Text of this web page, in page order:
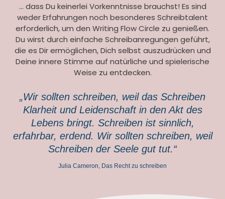
… dass Du keinerlei Vorkenntnisse brauchst! Es sind
weder Erfahrungen noch besonderes Schreibtalent
erforderlich, um den Writing Flow Circle zu genießen.
Du wirst durch einfache Schreibanregungen geführt,
die es Dir ermöglichen, Dich selbst auszudrücken und
Deine innere Stimme auf natürliche und spielerische
Weise zu entdecken.
„Wir sollten schreiben, weil das Schreiben
Klarheit und Leidenschaft in den Akt des
Lebens bringt. Schreiben ist sinnlich,
erfahrbar, erdend. Wir sollten schreiben, weil
Schreiben der Seele gut tut.“
Julia Cameron, Das Recht zu schreiben